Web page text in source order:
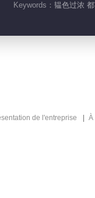
Keywords： 韫色过浓
de l'entreprise À